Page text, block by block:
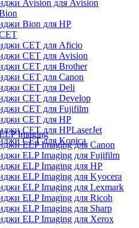
Avision для Avision
Bion для HP
CET для Aficio
CET для Avision
CET для Brother
CET для Canon
CET для Deli
CET для Develop
CET для Fujifilm
CET для HP
CET для HPLaserJet
CET для Konica
Imaging
ELP Imaging для Canon
ELP Imaging для Fujifilm
ELP Imaging для HP
ELP Imaging для Kyocera
ELP Imaging для Lexmark
ELP Imaging для Ricoh
ELP Imaging для Sharp
ELP Imaging для Xerox